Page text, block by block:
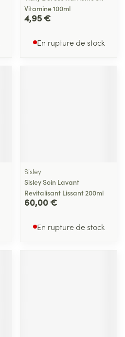
Vitamine 100ml
4,95 €
En rupture de stock
Sisley
Sisley Soin Lavant
Revitalisant Lissant 200ml
60,00 €
En rupture de stock